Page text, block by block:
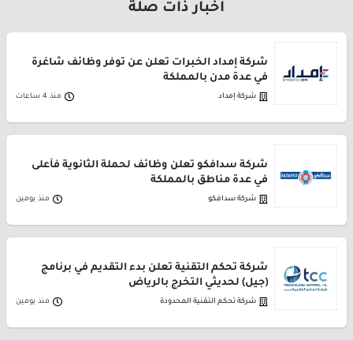
أخبار ذات صلة
شركة إمداد الخبرات تعلن عن توفر وظائف شاغرة
في عدة مدن بالمملكة
شركة إمداد منذ 4 ساعات
شركة سدافكو تعلن وظائف لحملة الثانوية فأعلى
في عدة مناطق بالمملكة
شركة سدافكو منذ يومين
شركة تحكم التقنية تعلن بدء التقديم في برنامج
(جيل) لحديثي التخرج بالرياض
شركة تحكم التقنية المحدودة منذ يومين